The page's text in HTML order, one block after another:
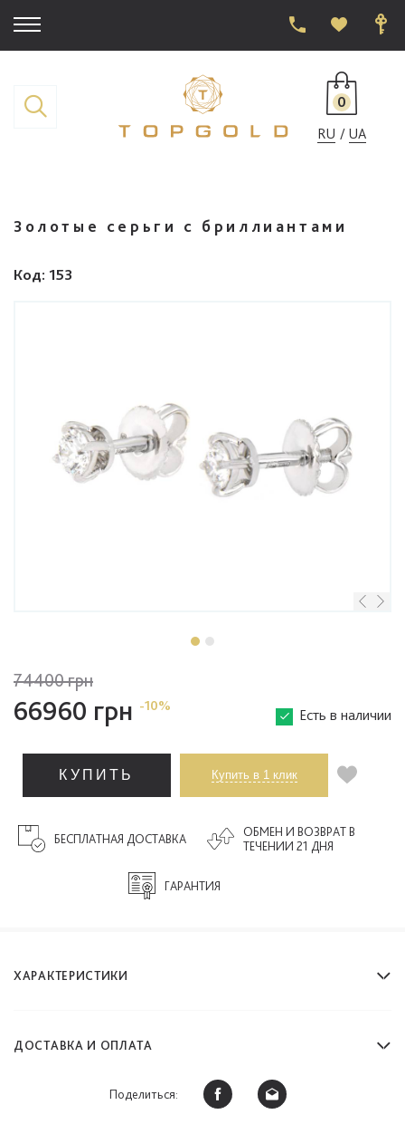
0
RU
UA
Золотые серьги с бриллиантами
Код: 153
74400 грн
66960 грн -10% Есть в наличии
КУПИТЬ Купить в 1 клик
ОБМЕН И ВОЗВРАТ В
ТЕЧЕНИИ 21 ДНЯ
ГАРАНТИЯ
БЕСПЛАТНАЯ ДОСТАВКА
ХАРАКТЕРИСТИКИ
ДОСТАВКА И ОПЛАТА
Поделиться: